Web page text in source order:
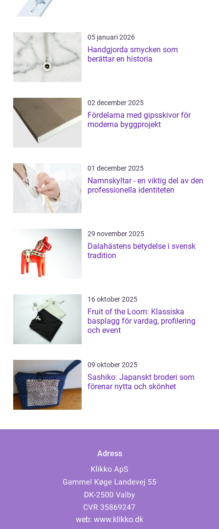
05 januari 2026
Handgjorda smycken som
berättar en historia
02 december 2025
Fördelarna med gipsskivor för
moderna byggprojekt
01 december 2025
Namnskyltar - en viktig del av den
professionella identiteten
29 november 2025
Dalahästens betydelse i svensk
tradition
16 oktober 2025
Fruit of the Loom: Klassiska
basplagg för vardag, profilering
och event
09 oktober 2025
Sashiko: Japanskt broderi som
förenar nytta och skönhet
Adress
web: www.klikko.dk